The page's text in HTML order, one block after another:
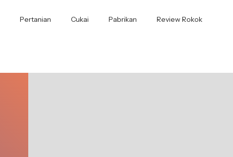
Pertanian Cukai Pabrikan Review Rokok